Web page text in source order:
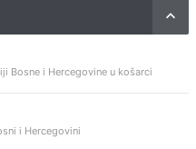
Bosne i Hercegovine u košarci
i Hercegovini